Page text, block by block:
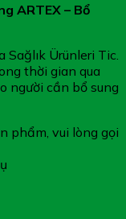
ARTEX – Bổ
Ürünleri Tic.
thời gian qua
người cần bổ sung
phẩm, vui lòng gọi